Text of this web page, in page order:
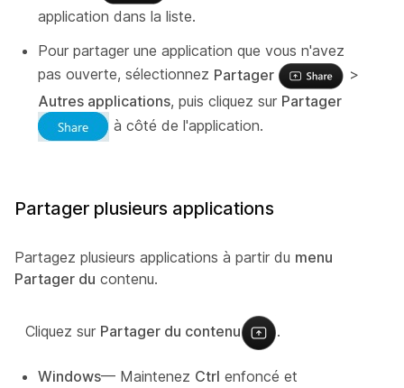
application dans la liste.
Pour partager une application que vous n'avez
pas ouverte, sélectionnez Partager
>
Autres applications, puis cliquez sur Partager
à côté de l'application.
Partager plusieurs applications
Partagez plusieurs applications à partir du menu
Partager du contenu.
Cliquez sur Partager du contenu .
Windows— Maintenez Ctrl enfoncé et